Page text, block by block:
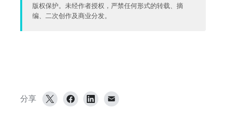
版权保护。未经作者授权，严禁任何形式的转载、摘
编、二次创作及商业分发。
分享